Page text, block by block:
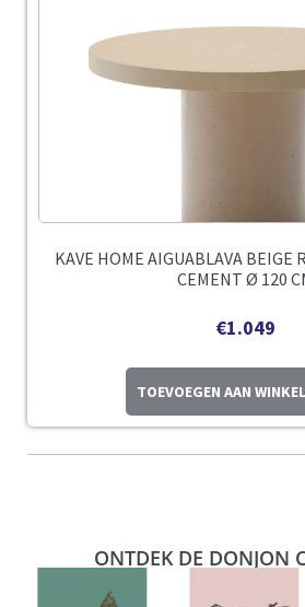
KAVE HOME AIGUABLAVA BEIGE
CEMENT Ø 120
€1.049
TOEVOEGEN AAN
ONTDEK DE DONJON